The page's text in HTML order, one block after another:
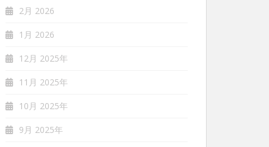
2月 2026
1月 2026
12月 2025年
11月 2025年
10月 2025年
9月 2025年